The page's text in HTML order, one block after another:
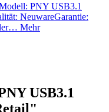
PNY USB3.1
NeuwareGarantie:
Mehr
USB3.1